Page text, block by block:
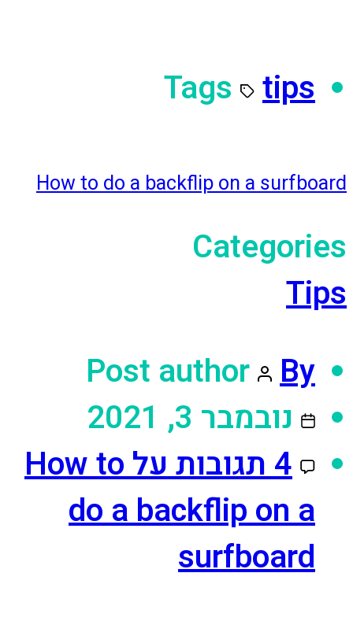
Tags tips
How to do a backflip on a surfboard
Categories
Tips
Post author
By
נובמבר 3, 2021
4 תגובות
על How to
do a backflip on a
surfboard